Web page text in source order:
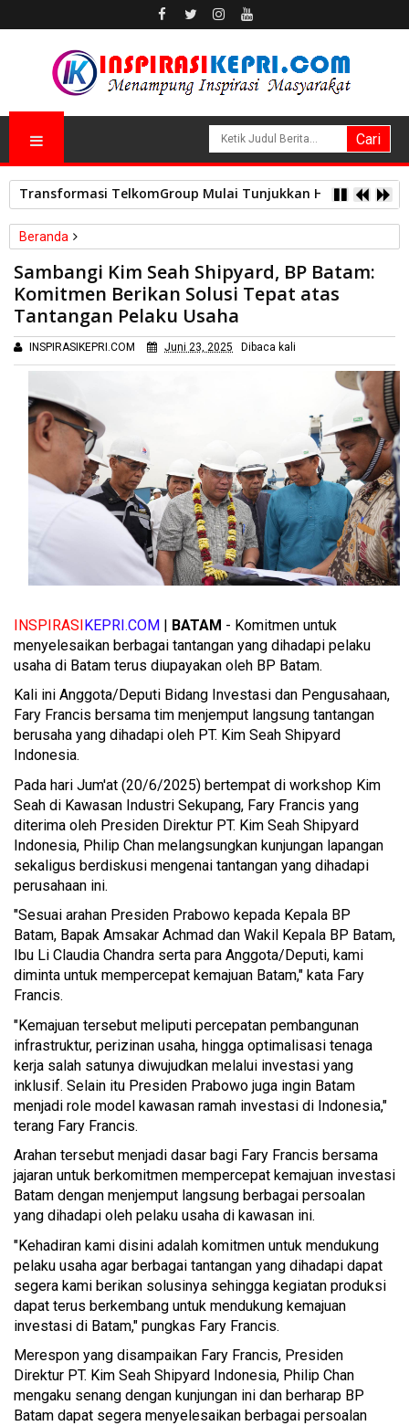
Transformasi TelkomGroup Mulai Tunjukkan Hasil,
Beranda
Sambangi Kim Seah Shipyard, BP Batam: Komitmen Berikan
Solusi Tepat atas Tantangan Pelaku Usaha
Sambangi Kim Seah Shipyard, BP Batam:
Komitmen Berikan Solusi Tepat atas
Tantangan Pelaku Usaha
INSPIRASIKEPRI.COM Juni 23, 2025 Dibaca kali
INSPIRASIKEPRI.COM | BATAM - Komitmen untuk
menyelesaikan berbagai tantangan yang dihadapi pelaku
usaha di Batam terus diupayakan oleh BP Batam.
Kali ini Anggota/Deputi Bidang Investasi dan Pengusahaan,
Fary Francis bersama tim menjemput langsung tantangan
berusaha yang dihadapi oleh PT. Kim Seah Shipyard
Indonesia.
Pada hari Jum'at (20/6/2025) bertempat di workshop Kim
Seah di Kawasan Industri Sekupang, Fary Francis yang
diterima oleh Presiden Direktur PT. Kim Seah Shipyard
Indonesia, Philip Chan melangsungkan kunjungan lapangan
sekaligus berdiskusi mengenai tantangan yang dihadapi
perusahaan ini.
"Sesuai arahan Presiden Prabowo kepada Kepala BP
Batam, Bapak Amsakar Achmad dan Wakil Kepala BP Batam,
Ibu Li Claudia Chandra serta para Anggota/Deputi, kami
diminta untuk mempercepat kemajuan Batam," kata Fary
Francis.
"Kemajuan tersebut meliputi percepatan pembangunan
infrastruktur, perizinan usaha, hingga optimalisasi tenaga
kerja salah satunya diwujudkan melalui investasi yang
inklusif. Selain itu Presiden Prabowo juga ingin Batam
menjadi role model kawasan ramah investasi di Indonesia,"
terang Fary Francis.
Arahan tersebut menjadi dasar bagi Fary Francis bersama
jajaran untuk berkomitmen mempercepat kemajuan investasi
Batam dengan menjemput langsung berbagai persoalan
yang dihadapi oleh pelaku usaha di kawasan ini.
"Kehadiran kami disini adalah komitmen untuk mendukung
pelaku usaha agar berbagai tantangan yang dihadapi dapat
segera kami berikan solusinya sehingga kegiatan produksi
dapat terus berkembang untuk mendukung kemajuan
investasi di Batam," pungkas Fary Francis.
Merespon yang disampaikan Fary Francis, Presiden
Direktur PT. Kim Seah Shipyard Indonesia, Philip Chan
mengaku senang dengan kunjungan ini dan berharap BP
Batam dapat segera menyelesaikan berbagai persoalan